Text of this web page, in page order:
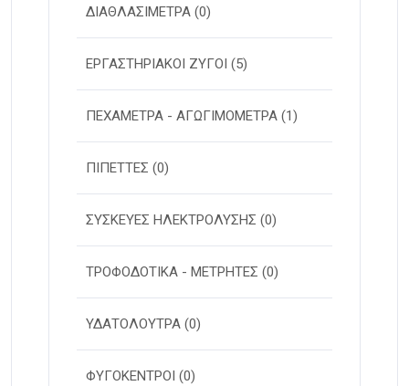
ΔΙΑΘΛΑΣΙΜΕΤΡΑ (0)
ΕΡΓΑΣΤΗΡΙΑΚΟΙ ΖΥΓΟΙ (5)
ΠΕΧΑΜΕΤΡΑ - ΑΓΩΓΙΜΟΜΕΤΡΑ (1)
ΠΙΠΕΤΤΕΣ (0)
ΣΥΣΚΕΥΕΣ ΗΛΕΚΤΡΟΛΥΣΗΣ (0)
ΤΡΟΦΟΔΟΤΙΚΑ - ΜΕΤΡΗΤΕΣ (0)
ΥΔΑΤΟΛΟΥΤΡΑ (0)
ΦΥΓΟΚΕΝΤΡΟΙ (0)